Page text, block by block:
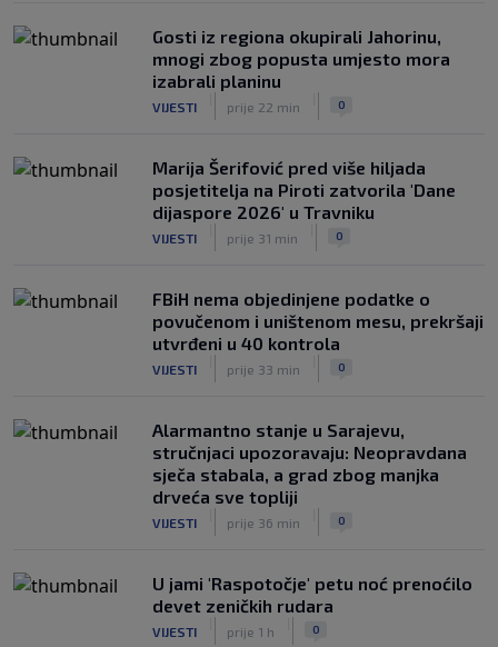
Gosti iz regiona okupirali Jahorinu,
mnogi zbog popusta umjesto mora
izabrali planinu
VIJESTI prije 22 min 0
Marija Šerifović pred više hiljada
posjetitelja na Piroti zatvorila 'Dane
dijaspore 2026' u Travniku
VIJESTI prije 31 min 0
FBiH nema objedinjene podatke o
povučenom i uništenom mesu, prekršaji
utvrđeni u 40 kontrola
VIJESTI prije 33 min 0
Alarmantno stanje u Sarajevu,
stručnjaci upozoravaju: Neopravdana
sječa stabala, a grad zbog manjka
drveća sve topliji
VIJESTI prije 36 min 0
U jami 'Raspotočje' petu noć prenoćilo
devet zeničkih rudara
VIJESTI prije 1 h 0